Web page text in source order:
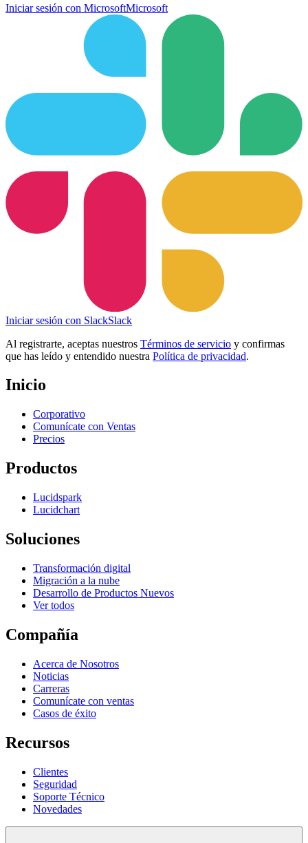
Iniciar sesión con MicrosoftMicrosoft
Iniciar sesión con SlackSlack
Al registrarte, aceptas nuestros Términos de servicio y confirmas
que has leído y entendido nuestra Política de privacidad.
Inicio
Corporativo
Comunícate con Ventas
Precios
Productos
Lucidspark
Lucidchart
Soluciones
Transformación digital
Migración a la nube
Desarrollo de Productos Nuevos
Ver todos
Compañía
Acerca de Nosotros
Noticias
Carreras
Comunícate con ventas
Casos de éxito
Recursos
Clientes
Seguridad
Soporte Técnico
Novedades